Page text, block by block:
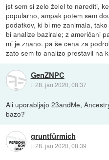
jst sem si zelo želel to narediti,
popularno, ampak potem sem
podatkov, ki bi me zanimala,
bi analize bazirale; z američani
mi je znano. pa še cena za
zato sem to analizo prestavil na
GenZNPC
::28. jan 2020, 08:37
Ali uporabljajo 23andMe,
bazo?
gruntfürmich
::28. jan 2020, 08:39